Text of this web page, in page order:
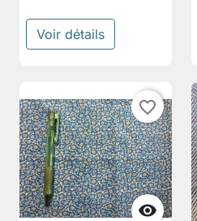
Voir détails

favorite_border